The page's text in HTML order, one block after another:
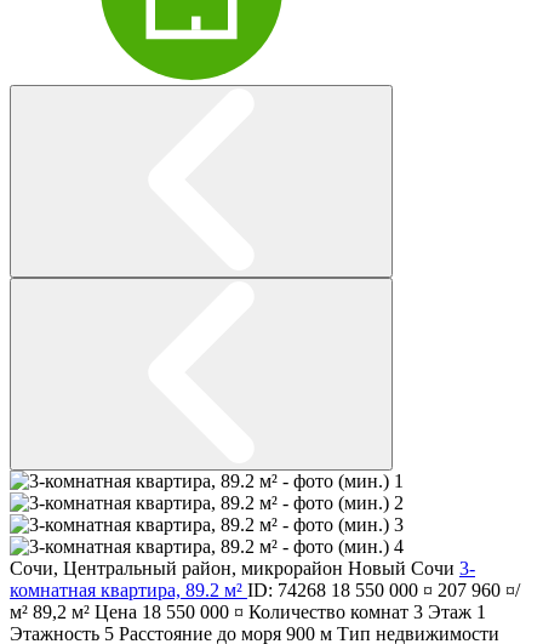
Сочи, Центральный район, микрорайон Новый Сочи 3-
комнатная квартира, 89.2 м² ID: 74268 18 550 000 ¤ 207 960 ¤/
м² 89,2 м² Цена 18 550 000 ¤ Количество комнат 3 Этаж 1
Этажность 5 Расстояние до моря 900 м Тип недвижимости